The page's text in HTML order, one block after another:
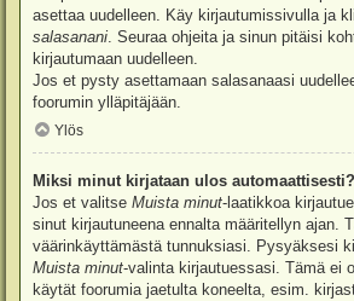
asettaa uudelleen. Käy kirjautumissivulla ja
salasanani . Seuraa ohjeita ja sinun pitäisi
kirjautumaan uudelleen.
Jos et pysty asettamaan salasanaasi
foorumin ylläpitäjään.
Ylös
Miksi minut kirjataan ulos automaattisesti?
Jos et valitse Muista minut-laatikkoa
sinut kirjautuneena ennalta määritellyn ajan.
väärinkäyttämästä tunnuksiasi. Pysyäksesi
Muista minut-valinta kirjautuessasi. Tämä ei
käytät foorumia jaetulta koneelta, esim.